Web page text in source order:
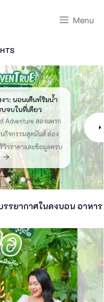
Menu
า: นอนเต็นท์ริมน้ำ
จบในที่เดียว
Adventure สองแพรก
กิจกรรมสุดมันส์ ล่อง
วิวราคาและข้อมูลครบ
กาะสวยๆ ในที่เที่ยว
บ1
ยๆ ในที่เที่ยวชลบุรี ไป
กล้กรุงเทพแบบไปเช้า
ย พร้อมอวดสถานที่ส
เล 2026 พักผ่อน
ดยาวนี้
ผ่อนประจวบ วันหยุด
นสบายๆ ท่ามกลาง
“ปราณบุรี” คือคำตอบ
บ!!!
จุดหมายยอดนิยม
ต!!!
ดนิยม อันดับ1 ภูเก็ต!!!
สักครั้งในชีวิตอย่าง
พาคุณทุกท่านไปรู้จัก
ๆ
วิวตำนานร้านเด็ดที่
พลาด
นเด็ดตะกั่วป่า พังงา
ด เครื่องแน่นในราคา
มืองเก่าครบจบในวัน
รรยากาศในดงบอน อาหาร